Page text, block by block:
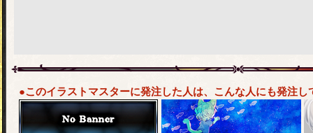
●このイラストマスターに発注した人は、こんな人にも発注し